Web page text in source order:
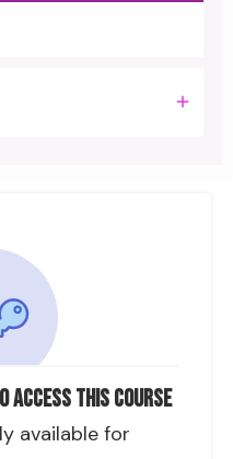
access this course
available for